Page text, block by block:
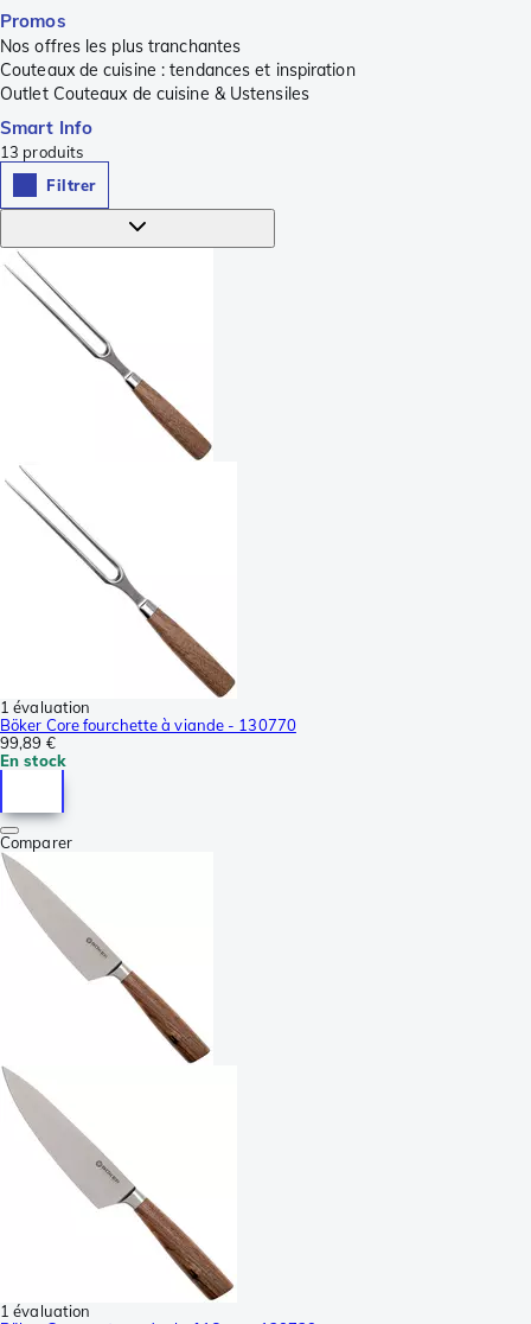
Promos
Nos offres les plus tranchantes
Couteaux de cuisine : tendances et inspiration
Outlet Couteaux de cuisine & Ustensiles
Smart Info
13 produits
Filtrer
1 évaluation
Böker Core fourchette à viande - 130770
99,89 €
En stock
Comparer
1 évaluation